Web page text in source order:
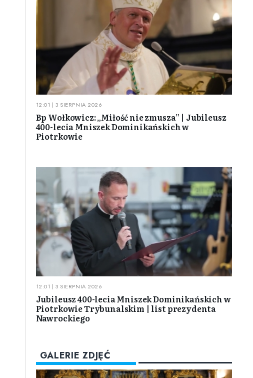
12:01 | 3 SIERPNIA 2026
Bp Wołkowicz: „Miłość nie zmusza” | Jubileusz
400-lecia Mniszek Dominikańskich w
Piotrkowie
12:01 | 3 SIERPNIA 2026
Jubileusz 400-lecia Mniszek Dominikańskich w
Piotrkowie Trybunalskim | list prezydenta
Nawrockiego
GALERIE ZDJĘĆ